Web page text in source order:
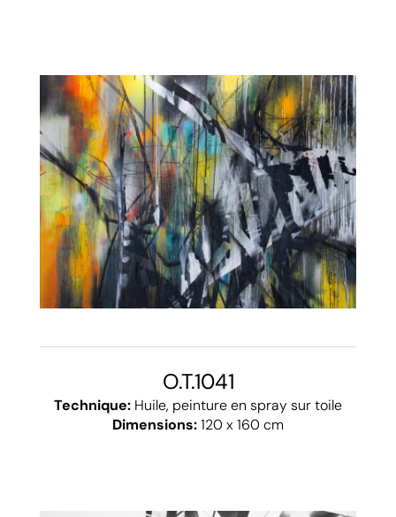
O.T.1041
Technique: Huile, peinture en spray sur toile
Dimensions:120 x 160 cm